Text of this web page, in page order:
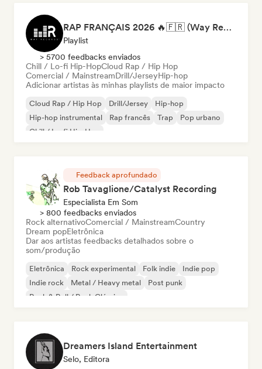
RAP FRANÇAIS 2026 🔥🇫🇷 (Way Records)
Playlist
> 5700 feedbacks enviados
Chill / Lo-fi Hip-HopCloud Rap / Hip Hop
Comercial / MainstreamDrill/JerseyHip-hop
Adicionar artistas às minhas playlists de maior impacto
Cloud Rap / Hip Hop Drill/Jersey
Hip-hop
Hip-hop instrumental
Rap francês Trap
Pop urbano
Chill / Lo-fi Hip-Hop
Feedback aprofundado
Rob Tavaglione/Catalyst Recording
Especialista Em Som
> 800 feedbacks enviados
Rock alternativoComercial / MainstreamCountry
Dream popEletrônica
Dar aos artistas feedbacks detalhados sobre o
som/produção
Eletrônica Rock experimental Folk indie
Indie pop
Indie rock
Metal / Heavy metal
Post punk
Rock & Roll / Rock Clássico
Dreamers Island Entertainment
Selo, Editora